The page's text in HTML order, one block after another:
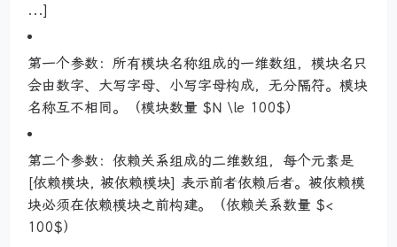
...]
第一个参数：所有模块名称组成的一维数组，模块名只
会由数字、大写字母、小写字母构成，无分隔符。模块
名称互不相同。（模块数量 $N \le 100$）
第二个参数：依赖关系组成的二维数组，每个元素是
[依赖模块, 被依赖模块] 表示前者依赖后者。被依赖模
块必须在依赖模块之前构建。（依赖关系数量 $<
100$）